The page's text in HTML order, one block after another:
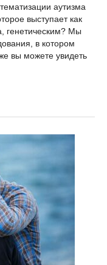
аутизма
выступает как
генетическим? Мы
в котором
вы можете увидеть